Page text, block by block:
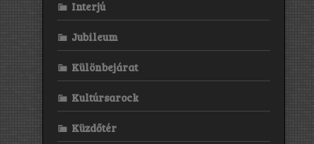
Interjú
Jubileum
Különbejárat
Kultúrsarock
Küzdőtér